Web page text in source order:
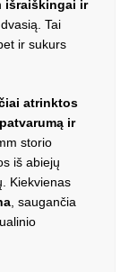
išraiškingai ir
Tai
ir sukurs
atrinktos
patvarumą ir
storio
iš abiejų
Kiekvienas
, saugančia